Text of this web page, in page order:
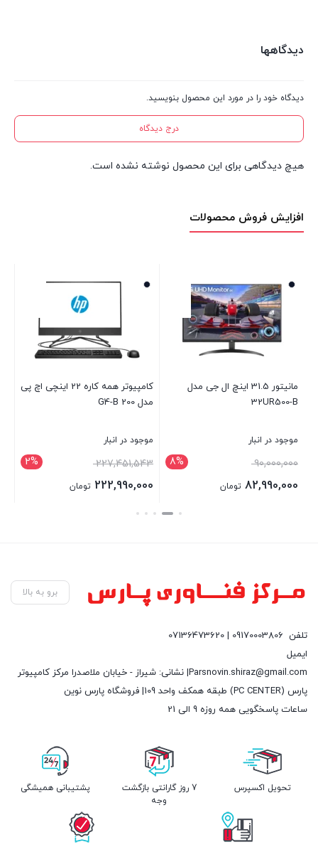
دیدگاهها
دیدگاه خود را در مورد این محصول بنویسید.
درج دیدگاه
هیچ دیدگاهی برای این محصول نوشته نشده است.
افزایش فروش محصولات
مانیتور 31.5 اینچ ال جی مدل
32UR500-B
موجود در انبار
8% 90,000,000
82,990,000 تومان
کامپیوتر همه کاره 22 اینچی اچ پی
مدل 200 G4-B
موجود در انبار
2% 227,451,543
222,990,000 تومان
بستن
برو به بالا
تلفن 09170003806 | 07136473620
ایمیل
Parsnovin.shiraz@gmail.com| نشانی: شیراز - خیابان ملاصدرا مرکز کامپیوتر
پارس (PC CENTER) طبقه همکف واحد 109| فروشگاه پارس نوین
ساعات پاسخگویی همه روزه 9 الی 21
تحویل اکسپرس
7 روز گارانتی بازگشت
وجه
پشتیبانی همیشگی